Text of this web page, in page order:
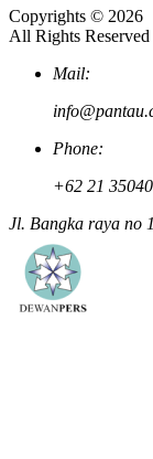
Copyrights © 2026
All Rights
Mail:
Phone:
+62 21
Jl. Bangka raya no